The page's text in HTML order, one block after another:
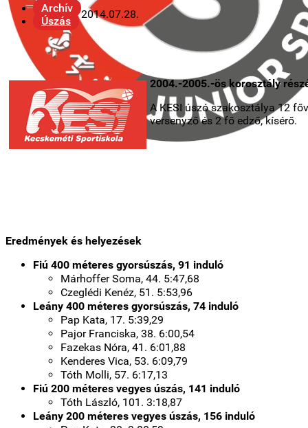
Archív
Úszás
2014.07.28.
2004.-2005.-ös korosztály
A KESI úszó szakosztálya 12
versenyző és 2 fő edző, kísérő.
Eredmények és helyezések
Fiú 400 méteres gyorsúszás, 91 induló
Márhoffer Soma, 44. 5:47,68
Czeglédi Kenéz, 51. 5:53,96
Leány 400 méteres gyorsúszás, 74 induló
Pap Kata, 17. 5:39,29
Pajor Franciska, 38. 6:00,54
Fazekas Nóra, 41. 6:01,88
Kenderes Vica, 53. 6:09,79
Tóth Molli, 57. 6:17,13
Fiú 200 méteres vegyes úszás, 141 induló
Tóth László, 101. 3:18,87
Leány 200 méteres vegyes úszás, 156 induló